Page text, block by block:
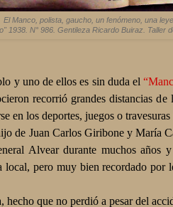
El Manco, polista, gaucho, un fenómeno, una
1938. N° 986. Gentileza Ricardo Buiraz. Taller
y uno de ellos es sin duda el
recorrió grandes distancias
en los deportes, juegos o
de Juan Carlos Giribone y María
Alvear durante muchos años
pero muy bien recordado por
hecho que no perdió a pesar del